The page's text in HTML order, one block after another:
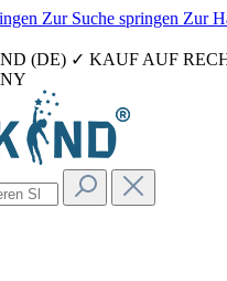
Zur Suche springen Zur
(DE) ✓ KAUF AUF